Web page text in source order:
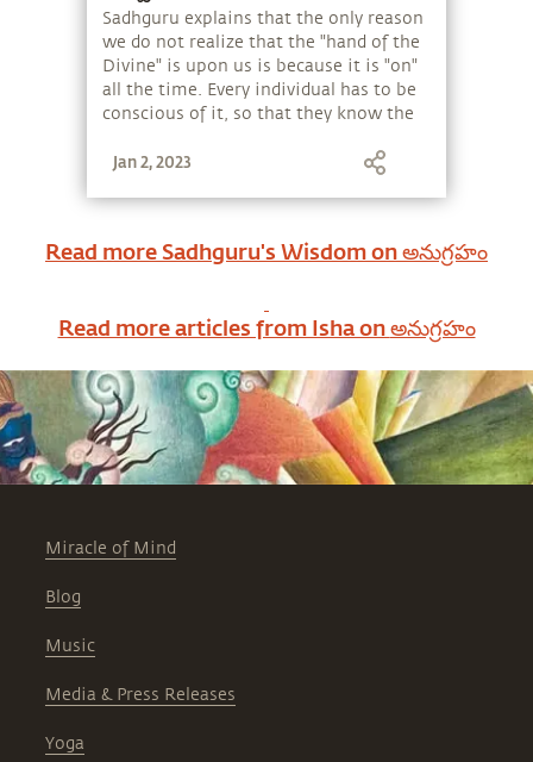
Sadhguru explains that the only reason
we do not realize that the "hand of the
Divine" is upon us is because it is "on"
all the time. Every individual has to be
conscious of it, so that they know the
Grace is not meant to fulfill your plan,
Jan 2, 2023
Read more Sadhguru's Wisdom onఅనుగ్రహం
Read more articles from Isha onఅనుగ్రహం
Miracle of Mind
Blog
Music
Media & Press Releases
Yoga